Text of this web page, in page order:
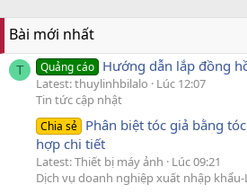
Bài mới nhất
T Quảng cáo Hướng dẫn lắp đồng
Latest: thuylinhbilalo
Lúc 12:07
Tin tức cập nhật
Chia sẻ Phân biệt tóc giả bằng
hợp chi tiết
Latest: Thiết bị máy ảnh
Lúc 09:21
Dịch vụ doanh nghiệp xuất nhập